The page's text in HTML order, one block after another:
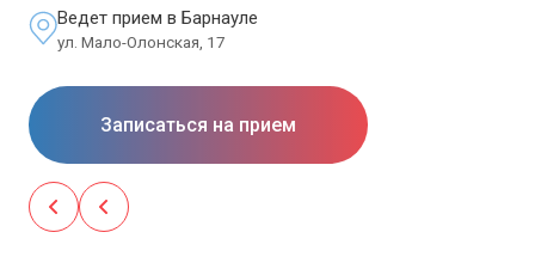
Ведет прием в Барнауле
ул. Мало-Олонская, 17
Записаться на прием